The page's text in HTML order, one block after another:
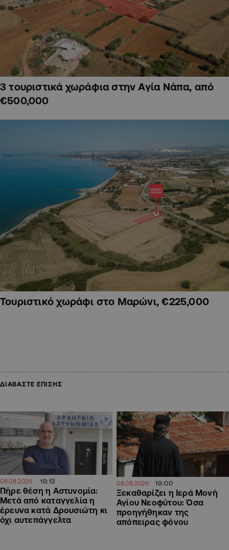
3 τουριστικά χωράφια στην Αγία Νάπα, από
€500,000
Τουριστικό χωράφι στο Μαρώνι, €225,000
ΔΙΑΒΑΣΤΕ ΕΠΙΣΗΣ
08.08.2026 19:13
Πήρε θέση η Αστυνομία:
Μετά από καταγγελία η
έρευνα κατά Δρουσιώτη κι
όχι αυτεπάγγελτα
08.08.2026 19:00
Ξεκαθαρίζει η Ιερά Μονή
Αγίου Νεοφύτου: Όσα
προηγήθηκαν της
απόπειρας φόνου